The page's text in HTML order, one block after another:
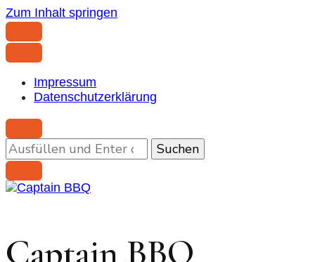
Zum Inhalt springen
Impressum
Datenschutzerklärung
Suchst
du
nach
etwas?
Captain BBQ